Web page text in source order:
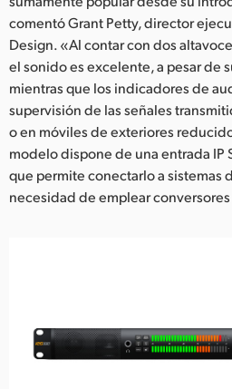
comentó Grant Petty, director
Design. «Al contar con dos
el sonido es excelente, a pesar de
mientras que los indicadores de
supervisión de las señales
o en móviles de exteriores
modelo dispone de una entrada IP
que permite conectarlo a sistemas
necesidad de emplear